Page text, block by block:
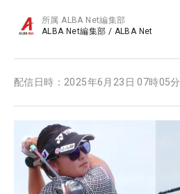
所属ALBA Net編集部
ALBA Net編集部 / ALBA Net
配信日時： 2025年6月23日 07時05分